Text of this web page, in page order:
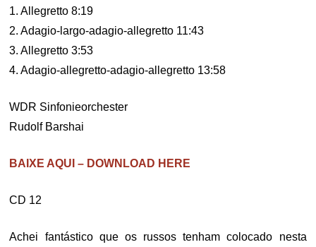
1. Allegretto 8:19
2. Adagio-largo-adagio-allegretto 11:43
3. Allegretto 3:53
4. Adagio-allegretto-adagio-allegretto 13:58
WDR Sinfonieorchester
Rudolf Barshai
BAIXE AQUI – DOWNLOAD HERE
CD 12
Achei fantástico que os russos tenham colocado nesta